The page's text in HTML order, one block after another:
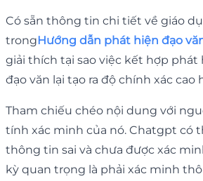
Có sẵn thông tin chi tiết về giáo
trongHướng dẫn phát hiện đạo
giải thích tại sao việc kết hợp phát
đạo văn lại tạo ra độ chính xác cao
Tham chiếu chéo nội dung với
tính xác minh của nó. Chatgpt có
thông tin sai và chưa được xác
kỳ quan trọng là phải xác minh